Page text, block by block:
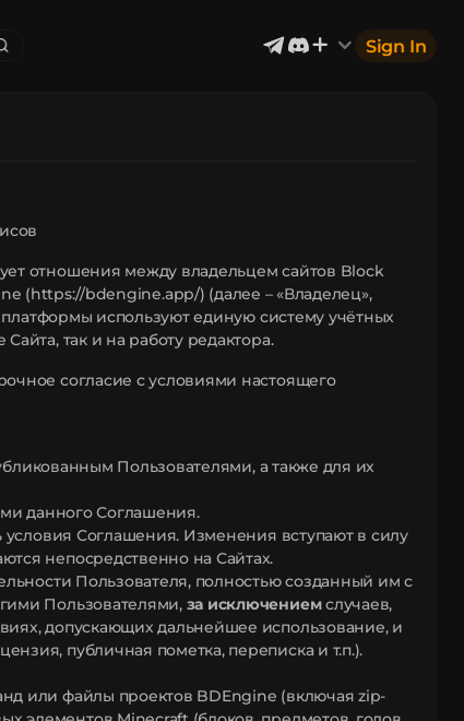
Sign In
отношения между владельцем сайтов Block
(https://bdengine.app/) (далее – «Владелец»,
используют единую систему учётных
так и на работу редактора.
согласие с условиями настоящего
Пользователями, а также для их
данного Соглашения.
условия Соглашения. Изменения вступают в силу
непосредственно на Сайтах.
Пользователя, полностью созданный им с
Пользователями, за исключениемслучаев,
допускающих дальнейшее использование, и
публичная пометка, переписка и т.п.).
или файлы проектов BDEngine (включая zip-